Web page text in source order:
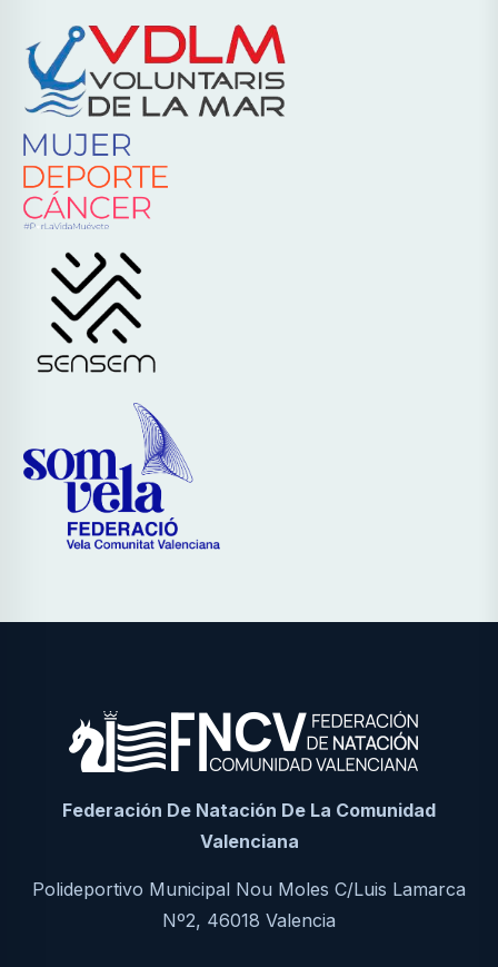
Federación De Natación De La Comunidad
Valenciana
Polideportivo Municipal Nou Moles C/Luis Lamarca
Nº2, 46018 Valencia